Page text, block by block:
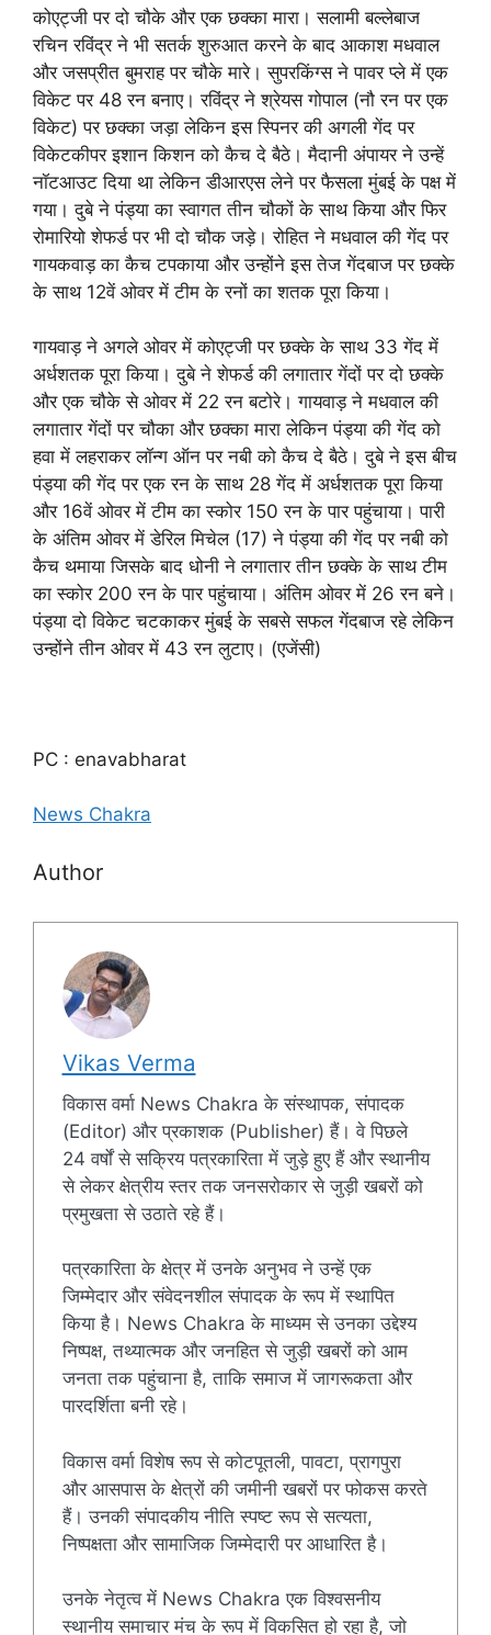
कोएट्जी पर दो चौके और एक छक्का मारा। सलामी बल्लेबाज
रचिन रविंद्र ने भी सतर्क शुरुआत करने के बाद आकाश मधवाल
और जसप्रीत बुमराह पर चौके मारे। सुपरकिंग्स ने पावर प्ले में एक
विकेट पर 48 रन बनाए। रविंद्र ने श्रेयस गोपाल (नौ रन पर एक
विकेट) पर छक्का जड़ा लेकिन इस स्पिनर की अगली गेंद पर
विकेटकीपर इशान किशन को कैच दे बैठे। मैदानी अंपायर ने उन्हें
नॉटआउट दिया था लेकिन डीआरएस लेने पर फैसला मुंबई के पक्ष में
गया। दुबे ने पंड्या का स्वागत तीन चौकों के साथ किया और फिर
रोमारियो शेफर्ड पर भी दो चौक जड़े। रोहित ने मधवाल की गेंद पर
गायकवाड़ का कैच टपकाया और उन्होंने इस तेज गेंदबाज पर छक्के
के साथ 12वें ओवर में टीम के रनों का शतक पूरा किया।
गायवाड़ ने अगले ओवर में कोएट्जी पर छक्के के साथ 33 गेंद में
अर्धशतक पूरा किया। दुबे ने शेफर्ड की लगातार गेंदों पर दो छक्के
और एक चौके से ओवर में 22 रन बटोरे। गायवाड़ ने मधवाल की
लगातार गेंदों पर चौका और छक्का मारा लेकिन पंड्या की गेंद को
हवा में लहराकर लॉन्ग ऑन पर नबी को कैच दे बैठे। दुबे ने इस बीच
पंड्या की गेंद पर एक रन के साथ 28 गेंद में अर्धशतक पूरा किया
और 16वें ओवर में टीम का स्कोर 150 रन के पार पहुंचाया। पारी
के अंतिम ओवर में डेरिल मिचेल (17) ने पंड्या की गेंद पर नबी को
कैच थमाया जिसके बाद धोनी ने लगातार तीन छक्के के साथ टीम
का स्कोर 200 रन के पार पहुंचाया। अंतिम ओवर में 26 रन बने।
पंड्या दो विकेट चटकाकर मुंबई के सबसे सफल गेंदबाज रहे लेकिन
उन्होंने तीन ओवर में 43 रन लुटाए। (एजेंसी)
PC : enavabharat
News Chakra
Author
Vikas Verma
विकास वर्मा News Chakra के संस्थापक, संपादक
(Editor) और प्रकाशक (Publisher) हैं। वे पिछले
24 वर्षों से सक्रिय पत्रकारिता में जुड़े हुए हैं और स्थानीय
से लेकर क्षेत्रीय स्तर तक जनसरोकार से जुड़ी खबरों को
प्रमुखता से उठाते रहे हैं।
पत्रकारिता के क्षेत्र में उनके अनुभव ने उन्हें एक
जिम्मेदार और संवेदनशील संपादक के रूप में स्थापित
किया है। News Chakra के माध्यम से उनका उद्देश्य
निष्पक्ष, तथ्यात्मक और जनहित से जुड़ी खबरों को आम
जनता तक पहुंचाना है, ताकि समाज में जागरूकता और
पारदर्शिता बनी रहे।
विकास वर्मा विशेष रूप से कोटपूतली, पावटा, प्रागपुरा
और आसपास के क्षेत्रों की जमीनी खबरों पर फोकस करते
हैं। उनकी संपादकीय नीति स्पष्ट रूप से सत्यता,
निष्पक्षता और सामाजिक जिम्मेदारी पर आधारित है।
उनके नेतृत्व में News Chakra एक विश्वसनीय
स्थानीय समाचार मंच के रूप में विकसित हो रहा है, जो